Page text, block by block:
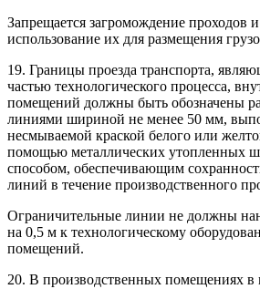
Запрещается загромождение проходов
использование их для размещения
19. Границы проезда транспорта,
частью технологического процесса,
помещений должны быть обозначены
линиями шириной не менее 50 мм,
несмываемой краской белого или
помощью металлических утопленных
способом, обеспечивающим
линий в течение производственного
Ограничительные линии не должны
на 0,5 м к технологическому
помещений.
20. В производственных помещениях в